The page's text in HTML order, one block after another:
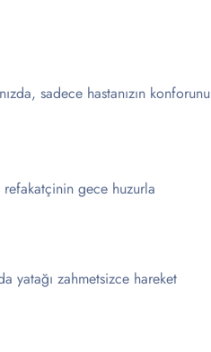
sadece hastanızın konforunu
refakatçinin gece huzurla
yatağı zahmetsizce hareket